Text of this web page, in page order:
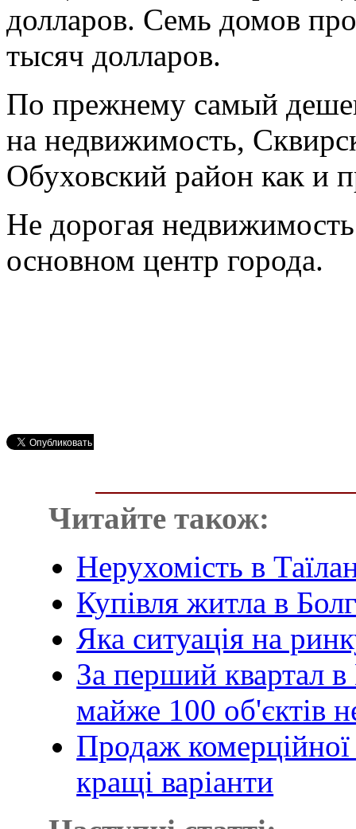
долларов. Семь домов
тысяч долларов.
По прежнему самый
на недвижимость,
Обуховский район как и
Не дорогая
основном центр города.
Читайте також:
Нерухомість в
Купівля житла в
Яка ситуація на
За перший квартал
майже 100 об'єктів
Продаж
кращі варіанти